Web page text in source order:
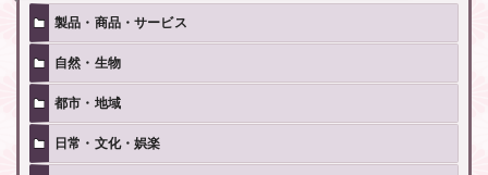
製品・商品・サービス
自然・生物
都市・地域
日常・文化・娯楽